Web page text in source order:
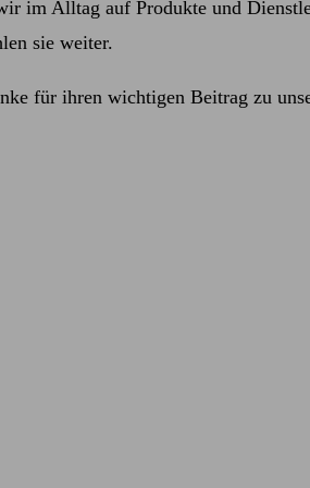
im Alltag auf Produkte und
sie weiter.
für ihren wichtigen Beitrag zu